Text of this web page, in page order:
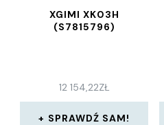
XGIMI XK03H
(S7815796)
12 154,22ZŁ
SPRAWDŹ SAM!